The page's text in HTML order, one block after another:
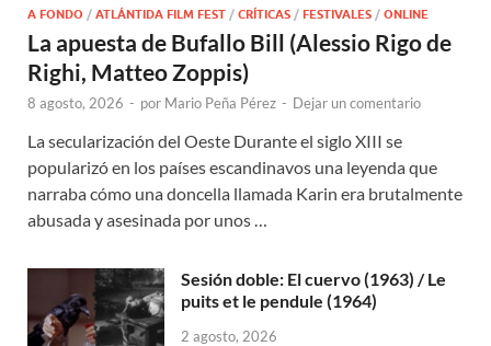
A FONDO / ATLÁNTIDA FILM FEST / CRÍTICAS / FESTIVALES / ONLINE
La apuesta de Bufallo Bill (Alessio Rigo de
Righi, Matteo Zoppis)
8 agosto, 2026 - por Mario Peña Pérez - Dejar un comentario
La secularización del Oeste Durante el siglo XIII se
popularizó en los países escandinavos una leyenda que
narraba cómo una doncella llamada Karin era brutalmente
abusada y asesinada por unos …
Sesión doble: El cuervo (1963) / Le
puits et le pendule (1964)
2 agosto, 2026